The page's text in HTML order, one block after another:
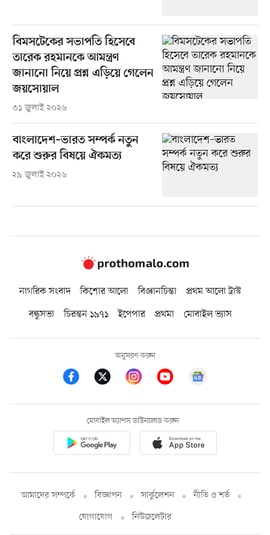
বিমসটেকের সভাপতি হিসেবে
তারেক রহমানকে আমন্ত্রণ
জানানো নিয়ে প্রশ্ন এড়িয়ে গেলেন
জয়সোয়াল
৩১ জুলাই ২০২৬
বাংলাদেশ–ভারত সম্পর্ক নতুন
করে শুরুর বিষয়ে ঐকমত্য
২৯ জুলাই ২০২৬
নাগরিক সংবাদ কিশোর আলো বিজ্ঞানচিন্তা
প্রথম আলো ট্রাস্ট
বন্ধুসভা
চিরন্তন ১৯৭১ ইপেপার প্রথমা মোবাইল ভ্যাস
অনুসরণ করুন
মোবাইল অ্যাপস ডাউনলোড করুন
আমাদের সম্পর্কে বিজ্ঞাপন সার্কুলেশন
নীতি ও শর্ত
যোগাযোগ
নিউজলেটার